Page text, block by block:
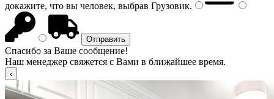
докажите, что вы человек, выбрав Грузовик.
Спасибо за Ваше сообщение!
Наш менеджер свяжется с Вами в ближайшее время.